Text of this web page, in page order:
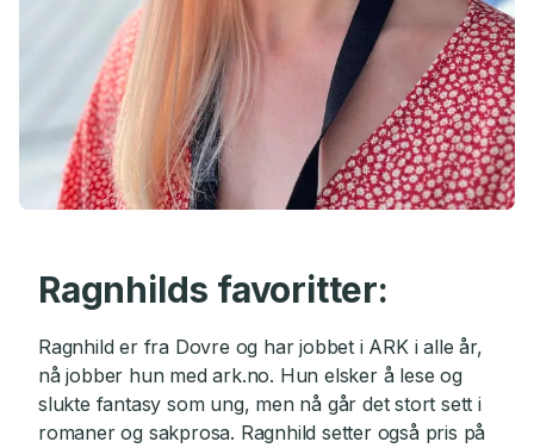
Ragnhilds favoritter:
Ragnhild er fra Dovre og har jobbet i ARK i alle år,
nå jobber hun med ark.no. Hun elsker å lese og
slukte fantasy som ung, men nå går det stort sett i
romaner og sakprosa. Ragnhild setter også pris på